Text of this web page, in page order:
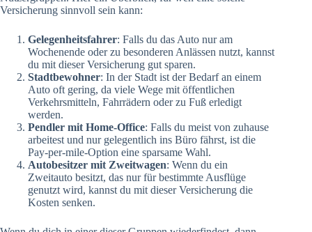
Versicherung sinnvoll sein kann:
Gelegenheitsfahrer: Falls du das Auto nur am
Wochenende oder zu besonderen Anlässen nutzt, kannst
du mit dieser Versicherung gut sparen.
Stadtbewohner: In der Stadt ist der Bedarf an einem
Auto oft gering, da viele Wege mit öffentlichen
Verkehrsmitteln, Fahrrädern oder zu Fuß erledigt
werden.
Pendler mit Home-Office: Falls du meist von zuhause
arbeitest und nur gelegentlich ins Büro fährst, ist die
Pay-per-mile-Option eine sparsame Wahl.
Autobesitzer mit Zweitwagen: Wenn du ein
Zweitauto besitzt, das nur für bestimmte Ausflüge
genutzt wird, kannst du mit dieser Versicherung die
Kosten senken.